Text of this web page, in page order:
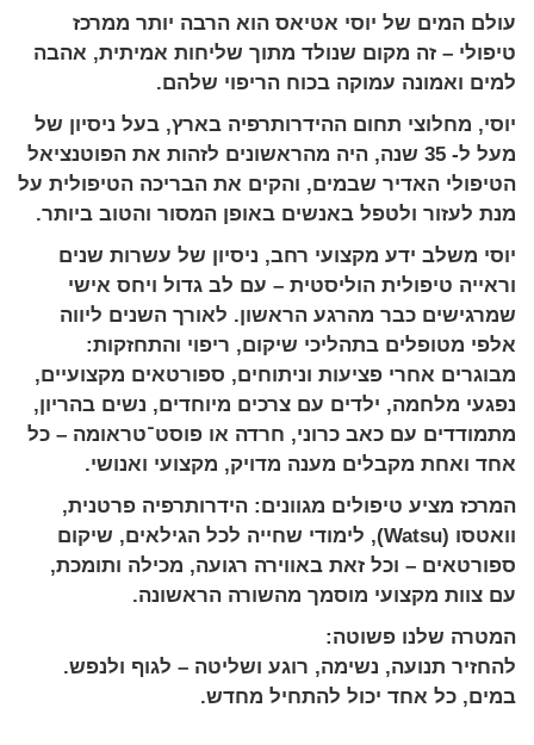
עולם המים של יוסי אטיאס הוא הרבה יותר ממרכז
טיפולי – זה מקום שנולד מתוך שליחות אמיתית, אהבה
למים ואמונה עמוקה בכוח הריפוי שלהם.
יוסי, מחלוצי תחום ההידרותרפיה בארץ, בעל ניסיון של
מעל ל- 35 שנה, היה מהראשונים לזהות את הפוטנציאל
הטיפולי האדיר שבמים, והקים את הבריכה הטיפולית על
מנת לעזור ולטפל באנשים באופן המסור והטוב ביותר.
יוסי משלב ידע מקצועי רחב, ניסיון של עשרות שנים
וראייה טיפולית הוליסטית – עם לב גדול ויחס אישי
שמרגישים כבר מהרגע הראשון. לאורך השנים ליווה
אלפי מטופלים בתהליכי שיקום, ריפוי והתחזקות:
מבוגרים אחרי פציעות וניתוחים, ספורטאים מקצועיים,
נפגעי מלחמה, ילדים עם צרכים מיוחדים, נשים בהריון,
מתמודדים עם כאב כרוני, חרדה או פוסט־טראומה – כל
אחד ואחת מקבלים מענה מדויק, מקצועי ואנושי.
המרכז מציע טיפולים מגוונים: הידרותרפיה פרטנית,
וואטסו (Watsu), לימודי שחייה לכל הגילאים, שיקום
ספורטאים – וכל זאת באווירה רגועה, מכילה ותומכת,
עם צוות מקצועי מוסמך מהשורה הראשונה.
המטרה שלנו פשוטה:
להחזיר תנועה, נשימה, רוגע ושליטה – לגוף ולנפש.
במים, כל אחד יכול להתחיל מחדש.